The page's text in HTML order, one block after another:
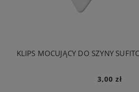
KLIPS MOCUJĄCY DO SZYNY
3,00 zł